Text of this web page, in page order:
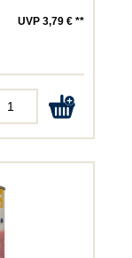
UVP 3,79 € **